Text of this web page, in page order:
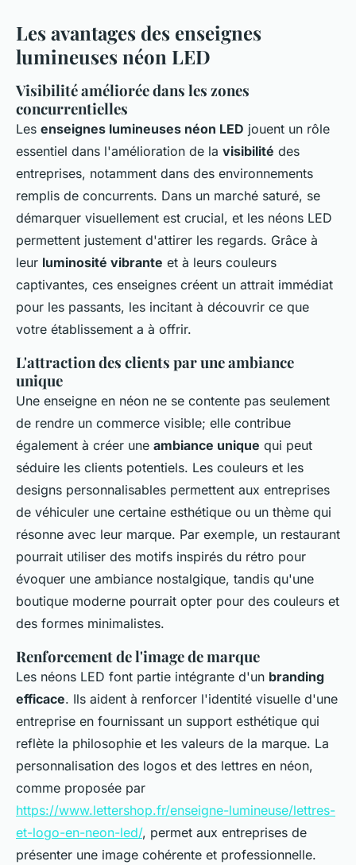
Les avantages des enseignes
lumineuses néon LED
Visibilité améliorée dans les zones
concurrentielles
Les enseignes lumineuses néon LED jouent un rôle
essentiel dans l'amélioration de la visibilité des
entreprises, notamment dans des environnements
remplis de concurrents. Dans un marché saturé, se
démarquer visuellement est crucial, et les néons LED
permettent justement d'attirer les regards. Grâce à
leur luminosité vibrante et à leurs couleurs
captivantes, ces enseignes créent un attrait immédiat
pour les passants, les incitant à découvrir ce que
votre établissement a à offrir.
L'attraction des clients par une ambiance
unique
Une enseigne en néon ne se contente pas seulement
de rendre un commerce visible; elle contribue
également à créer une ambiance unique qui peut
séduire les clients potentiels. Les couleurs et les
designs personnalisables permettent aux entreprises
de véhiculer une certaine esthétique ou un thème qui
résonne avec leur marque. Par exemple, un restaurant
pourrait utiliser des motifs inspirés du rétro pour
évoquer une ambiance nostalgique, tandis qu'une
boutique moderne pourrait opter pour des couleurs et
des formes minimalistes.
Renforcement de l'image de marque
Les néons LED font partie intégrante d'un branding
efficace. Ils aident à renforcer l'identité visuelle d'une
entreprise en fournissant un support esthétique qui
reflète la philosophie et les valeurs de la marque. La
personnalisation des logos et des lettres en néon,
comme proposée par
https://www.lettershop.fr/enseigne-lumineuse/lettres-
et-logo-en-neon-led/, permet aux entreprises de
présenter une image cohérente et professionnelle.